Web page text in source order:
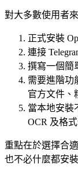
對大多數使用者
正式安裝
連接
撰寫一個簡
需要進階功
官方文件、
當本地安裝
OCR 及格
重點在於選擇合
也不必什麼都安裝